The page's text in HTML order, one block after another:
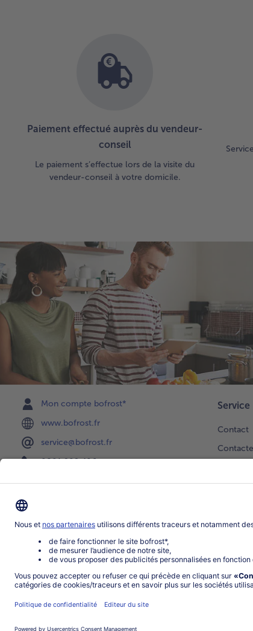
Paiement effectué auprès du vendeur-
conseil
Le paiement s’effectue lors de la visite du
vendeur-conseil à votre domicile.
Mon compte bofrost*
www.bofrost.fr
service@bofrost.fr
0801 902 406
Service
Contact
Notre